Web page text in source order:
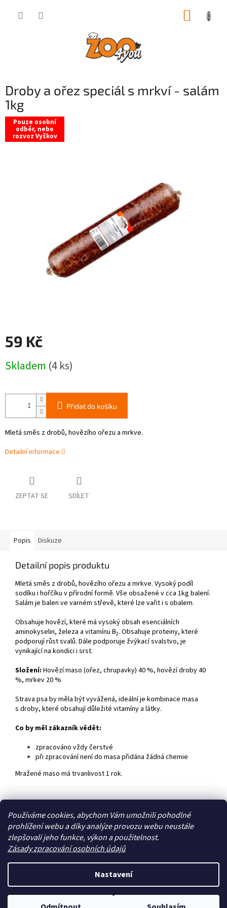
Používáme cookies, abychom Vám umožnili pohodlné
prohlížení webu a díky analýze provozu webu neustále
zlepšovali jeho funkce, výkon a použitelnost.
Zásady zpracování osobních údajů
Nastavení
Droby a ořez speciál s mrkví - salám
1kg
Pouze osobní
odběr, nebo
rozvoz Vyškov
59 Kč
cena:
Skladem (4 ks)
Přidat do košíku
Mletá směs z drobů, hovězího ořezu a mrkve.
Detailní informace
ZEPTAT SE SDÍLET
Popis Diskuze
Detailní popis produktu
Mletá směs z drobů, hovězího ořezu a mrkve. Vysoký podíl
sodíku i hořčíku v přírodní formě. Vše obsažené v cca 1kg balení.
Salám je balen ve varném střevě, které lze vařit i s obalem.
Obsahuje hovězí, které má vysoký obsah esenciálních
aminokyselin, železa a vitamínu B2. Obsahuje proteiny, které
podporují růst svalů. Dále podporuje žvýkací svalstvo, je
vynikající na kondici i srst.
Složení: Hovězí maso (ořez, chrupavky) 40 %, hovězí droby 40
%, mrkev 20 %
Strava psa by měla být vyvážená, ideální je kombinace masa
s droby, které obsahují důležité vitamíny a látky.
Co by měl zákazník vědět:
zpracováno vždy čerstvé
při zpracování není do masa přidána žádná chemie
Mražené maso má trvanlivost 1 rok.
Zboží.cz Heureka.cz
Vytvořil Shoptet